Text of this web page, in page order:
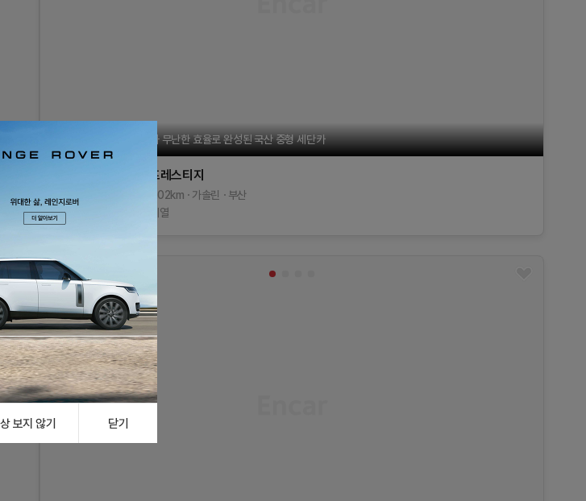
질리지 않는 디자인과 무난한 효율로 완성된 국산 중형 세단카
프레스티지
95,502km 가솔린 부산
690 검정색 계열
보지 않기 닫기